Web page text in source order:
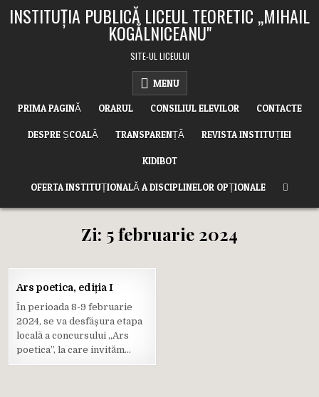
INSTITUȚIA PUBLICĂ LICEUL TEORETIC ,,MIHAIL
KOGĂLNICEANU"
SITE-UL LICEULUI
MENU
PRIMA PAGINĂ ORARUL CONSILIUL ELEVILOR CONTACTE
DESPRE ȘCOALĂ TRANSPARENȚĂ REVISTA INSTITUȚIEI
KIDIBOT
OFERTA INSTITUȚIONALĂ A DISCIPLINELOR OPȚIONALE
Zi: 5 februarie 2024
2024
Posted
in
Ars poetica, ediția I
În perioada 8-9 februarie
2024, se va desfășura etapa
locală a concursului ,,Ars
poetica”, la care invităm…